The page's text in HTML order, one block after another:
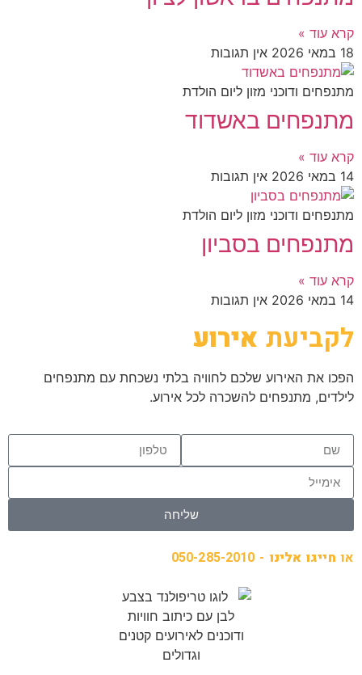
קרא עוד »
18 במאי 2026
אין תגובות
מתנפחים ודוכני מזון ליום הולדת
מתנפחים באשדוד
קרא עוד »
14 במאי 2026
אין תגובות
מתנפחים ודוכני מזון ליום הולדת
מתנפחים בסביון
קרא עוד »
14 במאי 2026
אין תגובות
לקביעת אירוע
הפכו את האירוע שלכם לחוויה בלתי נשכחת עם מתנפחים
לילדים, מתנפחים להשכרה לכל אירוע.
שליחה
או חייגו אלינו - 050-285-2010